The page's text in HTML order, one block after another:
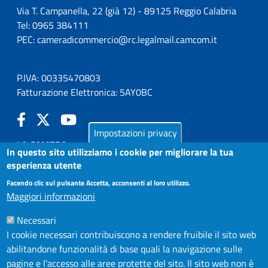
Via T. Campanella, 22 (già 12) - 89125 Reggio Calabria
Tel: 0965 384111
PEC:cameradicommercio@rc.legalmail.camcom.it
P.IVA: 00335470803
Fatturazione Elettronica: 5AY0BC
LA CAMERA
PUBBLICITÀ LEGALE
AMMINISTRAZIONE TRASPARENTE
AZIENDA SPECIALE IN.FORM.A.
AZIENDA SPECIALE SSEA
MODULISTICA
SERVIZIONLINE
Impostazioni privacy
In questo sito utilizziamo i cookie per migliorare la tua
esperienza utente
Facendo clic sul pulsante Accetta, acconsenti al loro utilizzo.
Maggiori informazioni
Necessari
I cookie necessari contribuiscono a rendere fruibile il sito web
abilitandone funzionalità di base quali la navigazione sulle
pagine e l'accesso alle aree protette del sito. Il sito web non è